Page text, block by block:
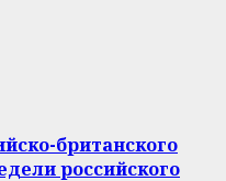
британского
российского